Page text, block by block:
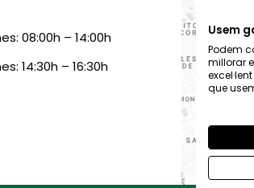
08:00h – 14:00h
14:30h – 16:30h
Usem
Podem
millorar
que